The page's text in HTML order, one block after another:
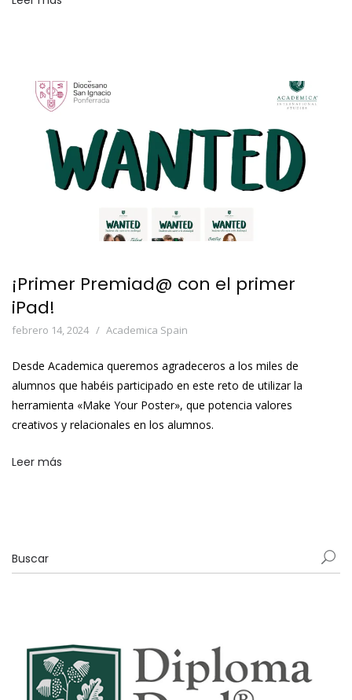
¡Primer Premiad@ con el primer
iPad!
febrero 14, 2024 Academica Spain
Desde Academica queremos agradeceros a los miles de
alumnos que habéis participado en este reto de utilizar la
herramienta «Make Your Poster», que potencia valores
creativos y relacionales en los alumnos.
Leer más